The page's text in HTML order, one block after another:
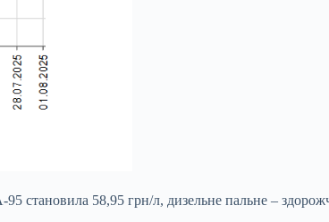
становила 58,95 грн/л, дизельне пальне –